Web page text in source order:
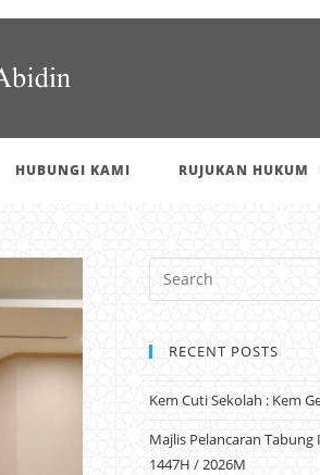
HUBUNGI KAMI RUJUKAN HUKUM
RECENT POSTS
Kem Cuti Sekolah : Kem
Majlis Pelancaran Tabung
1447H / 2026M